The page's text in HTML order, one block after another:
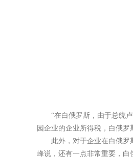
“在白俄罗斯，由于总统
园企业的企业所得税，白俄罗
此外，对于企业在白俄
峰说，还有一点非常重要，白